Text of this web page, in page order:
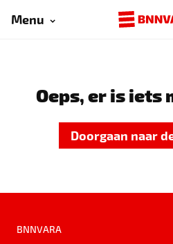
Menu
Oeps, er is iets
Doorgaan naar
BNNVARA